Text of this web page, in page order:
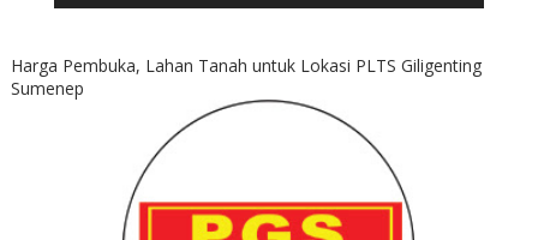
Harga Pembuka, Lahan Tanah untuk Lokasi PLTS Giligenting
Sumenep